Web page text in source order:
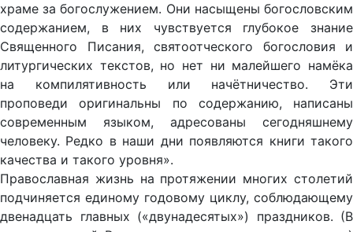
храме за богослужением. Они насыщены богословским
содержанием, в них чувствуется глубокое знание
Священного Писания, святоотческого богословия и
литургических текстов, но нет ни малейшего намёка
на компилятивность или начётничество. Эти
проповеди оригинальны по содержанию, написаны
современным языком, адресованы сегодняшнему
человеку. Редко в наши дни появляются книги такого
качества и такого уровня».
Православная жизнь на протяжении многих столетий
подчиняется единому годовому циклу, соблюдающему
двенадцать главных («двунадесятых») праздников. (В